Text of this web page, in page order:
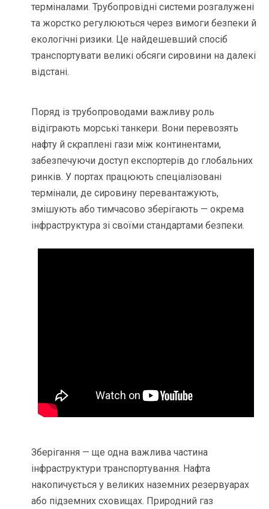
терміналами. Трубопровідні системи розгалужені
та жорстко регулюються через вимоги безпеки й
екологічні ризики. Це найдешевший спосіб
транспортувати великі обсяги сировини на далекі
відстані.
Поряд із трубопроводами важливу роль
відіграють морські танкери. Вони перевозять
нафту й скраплені гази між континентами,
забезпечуючи доступ експортерів до глобальних
ринків. У портах працюють спеціалізовані
термінали, де сировину перевантажують,
змішують або тимчасово зберігають — окрема
інфраструктура зі своїми стандартами безпеки.
Зберігання — ще одна важлива частина
інфраструктури транспортування. Нафта
накопичується у великих наземних резервуарах
або підземних сховищах. Природний газ